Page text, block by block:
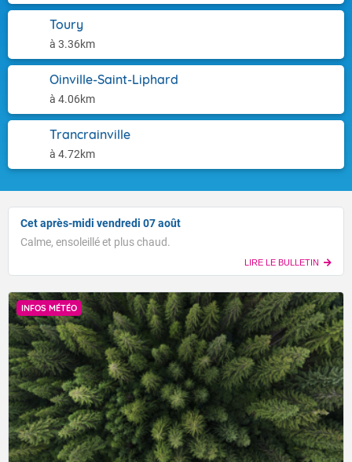
Toury
à 3.36km
Oinville-Saint-Liphard
à 4.06km
Trancrainville
à 4.72km
Cet après-midi vendredi 07 août
Calme, ensoleillé et plus chaud.
LIRE LE BULLETIN
INFOS MÉTÉO